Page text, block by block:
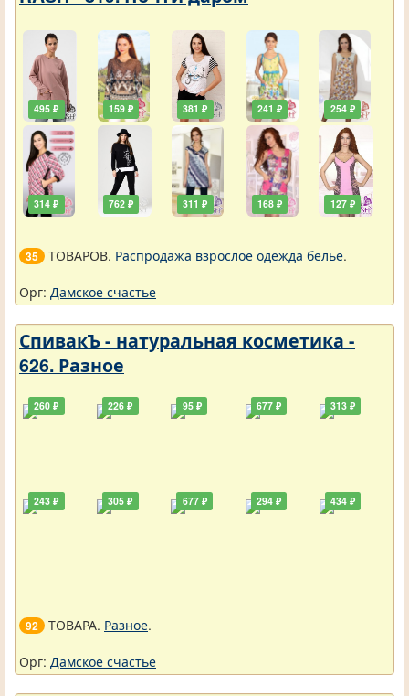
495 ₽
314 ₽
159 ₽
762 ₽
381 ₽
311 ₽
241 ₽
168 ₽
254 ₽
127 ₽
35 ТОВАРОВ. Распродажа взрослое одежда белье.
Орг: Дамское счастье
СпивакЪ - натуральная косметика -
626. Разное
260 ₽
243 ₽
226 ₽
305 ₽
95 ₽
677 ₽
677 ₽
294 ₽
313 ₽
434 ₽
92 ТОВАРА. Разное.
Орг: Дамское счастье